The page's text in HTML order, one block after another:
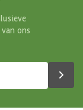
ons